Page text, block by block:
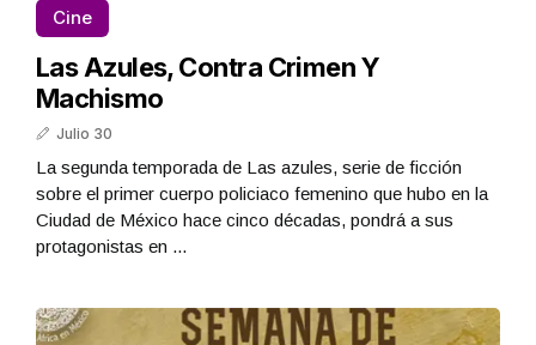
Cine
Las Azules, Contra Crimen Y
Machismo
Julio 30
La segunda temporada de Las azules, serie de ficción
sobre el primer cuerpo policiaco femenino que hubo en la
Ciudad de México hace cinco décadas, pondrá a sus
protagonistas en ...